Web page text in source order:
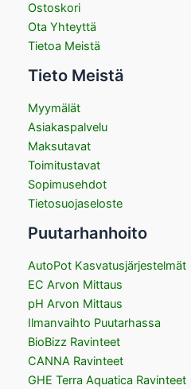
Ostoskori
Ota Yhteyttä
Tietoa Meistä
Tieto Meistä
Myymälät
Asiakaspalvelu
Maksutavat
Toimitustavat
Sopimusehdot
Tietosuojaseloste
Puutarhanhoito
AutoPot Kasvatusjärjestelmät
EC Arvon Mittaus
pH Arvon Mittaus
Ilmanvaihto Puutarhassa
BioBizz Ravinteet
CANNA Ravinteet
GHE Terra Aquatica Ravinteet